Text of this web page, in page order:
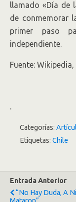
llamado «Día de
de conmemorar
primer paso
independiente.
Fuente: Wikipedia,
.
Categorías:
Etiquetas: Chile
Entrada Anterior
“No Hay Duda, A